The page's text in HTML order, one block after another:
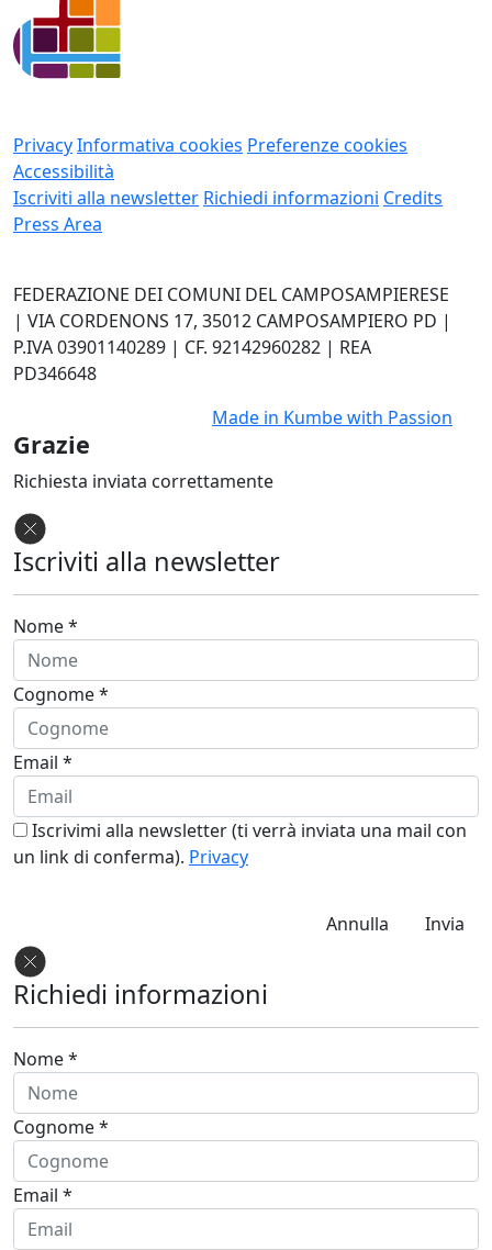
PrivacyInformativa cookies Preferenze cookies
Accessibilità
Iscriviti alla newsletter Richiedi informazioni Credits
Press Area
FEDERAZIONE DEI COMUNI DEL CAMPOSAMPIERESE
| VIA CORDENONS 17, 35012 CAMPOSAMPIERO PD |
P.IVA 03901140289 | CF. 92142960282 | REA
PD346648
Made in Kumbewith Passion
Grazie
Richiesta inviata correttamente
Iscriviti alla newsletter
Nome *
Cognome *
Email *
Iscrivimi alla newsletter (ti verrà inviata una mail con
un link di conferma). Privacy
Annulla Invia
Richiedi informazioni
Nome *
Cognome *
Email *